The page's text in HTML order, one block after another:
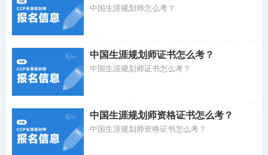
中国生涯规划师怎么考？
中国生涯规划师证书怎么考？
中国生涯规划师证书怎么考？
中国生涯规划师资格证书怎么考？
中国生涯规划师资格证书怎么考？